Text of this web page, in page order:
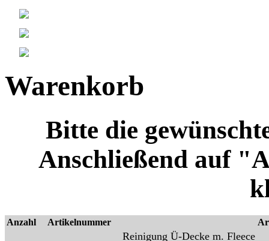
Warenkorb
Bitte die
Anschließend auf
Anzahl Artikelnummer
Reinigung Ü-Decke m. Fleece